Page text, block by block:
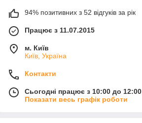
94% позитивних з 52 відгуків за рік
Працює з 11.07.2015
м. Київ
Київ, Україна
Контакти
Сьогодні працює з 10:00 до 12:00
Показати весь графік роботи